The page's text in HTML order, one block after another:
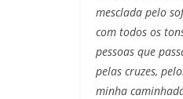
mesclada pelo
com todos os
pessoas que
pelas cruzes,
minha